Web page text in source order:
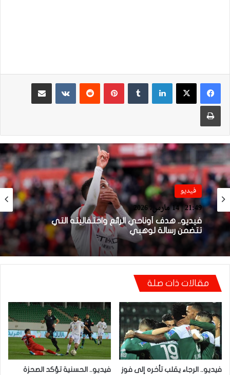
لينكدإن بينتيريست
مشاركة عبر البريد
طباعة
فيديو
21:49 | 14 مارس، 2026
فيديو.. هدف أوناحي الرائع واحتفاليته التي
تتضمن رسالة لوهبي
بطولة برو 1
18:09 | 22 ديسمبر، 2024
فيديو.. الرجاء يحقق فوزه الثاني على التوالي
على سحاب ش.المحمدية بثلاثية وأ.آسفي يطيح
بالتواركة بثنائية
مقالات ذات صلة
فيديو.. الرجاء يقلب تأخره إلى فوز
فيديو.. الحسنية تؤكد الصحزة